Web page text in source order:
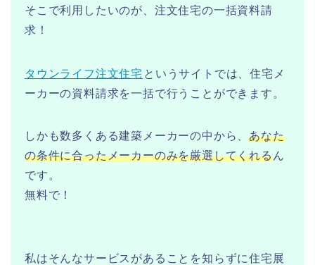
そこで利用したいのが、注文住宅の一括資料請
求！
タウンライフ注文住宅 というサイトでは、住宅メ
ーカーの資料請求を一括で行うことができます。
しかも数多くある建築メーカーの中から、あなた
の条件に合ったメーカーのみを厳選してくれるん
です。
無料で！
私はそんなサービスがあることを知らずに住宅展